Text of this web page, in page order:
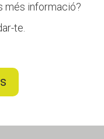
més informació?
te.